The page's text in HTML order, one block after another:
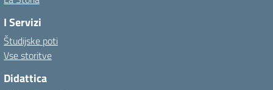
I Servizi
Študijske poti
Vse storitve
Didattica